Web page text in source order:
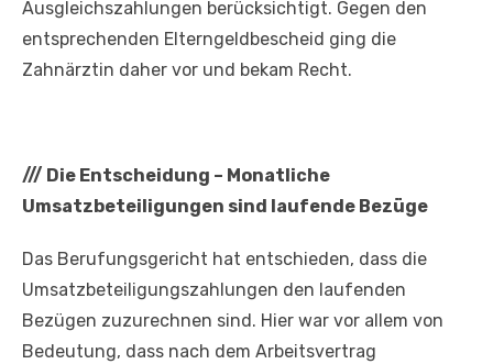
Ausgleichszahlungen berücksichtigt. Gegen den
entsprechenden Elterngeldbescheid ging die
Zahnärztin daher vor und bekam Recht.
/// Die Entscheidung – Monatliche
Umsatzbeteiligungen sind laufende Bezüge
Das Berufungsgericht hat entschieden, dass die
Umsatzbeteiligungszahlungen den laufenden
Bezügen zuzurechnen sind. Hier war vor allem von
Bedeutung, dass nach dem Arbeitsvertrag